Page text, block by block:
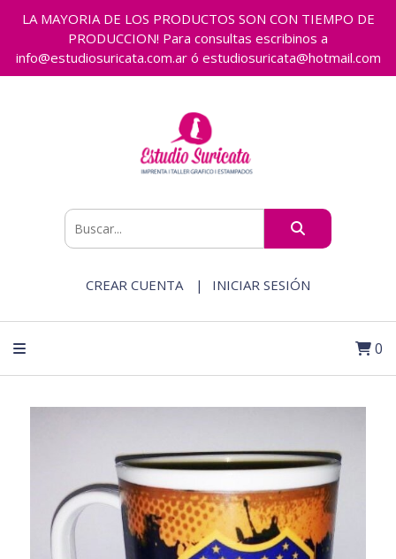
LA MAYORIA DE LOS PRODUCTOS SON CON TIEMPO DE
PRODUCCION! Para consultas escribinos a
info@estudiosuricata.com.ar ó estudiosuricata@hotmail.com
CREAR CUENTA INICIAR SESIÓN
0